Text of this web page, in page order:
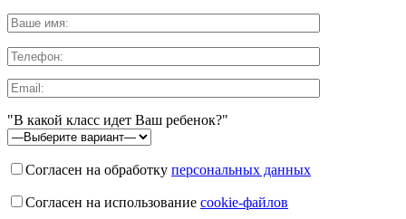
"В какой класс идет Ваш ребенок?"
Согласен на обработку персональных данных
Согласен на использование cookie-файлов